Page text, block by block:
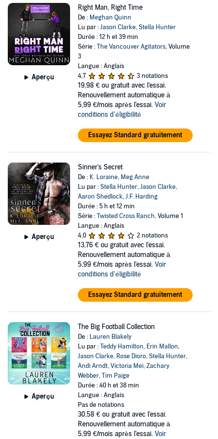
Aperçu
Right Man, Right Time
De : Meghan Quinn
Lu par :Jason Clarke,Stella Hunter
Durée : 12 h et 39 min
Série :The Vancouver Agitators, Volume
3
Langue : Anglais
4,7
3 notations
19,98 € ou gratuit avec l'essai.
Renouvellement automatique à
5,99 €/mois après l'essai. Voir
conditions d'éligibilité
Essayez Standard gratuitement
Aperçu
Sinner's Secret
De : K. Loraine, Meg Anne
Lu par :Stella Hunter,Jason Clarke,
Aaron Shedlock,J.F. Harding
Durée : 5 h et 12 min
Série :Twisted Cross Ranch, Volume 1
Langue : Anglais
4,0
2 notations
13,76 € ou gratuit avec l'essai.
Renouvellement automatique à
5,99 €/mois après l'essai. Voir
conditions d'éligibilité
Essayez Standard gratuitement
Aperçu
The Big Football Collection
De : Lauren Blakely
Lu par :Teddy Hamilton, Erin Mallon,
Jason Clarke, Rose Dioro,Stella Hunter,
Andi Arndt,Victoria Mei,Zachary
Webber,Tim Paige
Durée : 40 h et 38 min
Langue : Anglais
Pas de notations
30,58 € ou gratuit avec l'essai.
Renouvellement automatique à
5,99 €/mois après l'essai. Voir